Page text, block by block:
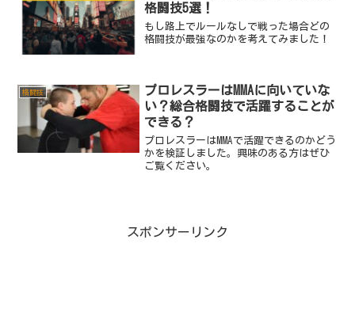
格闘技5選！
もし路上でルールなしで戦った場合どの
格闘技が最強なのかを考えてみました！
格闘技
プロレスラーはMMAに向いていな
い？総合格闘技で活躍することが
できる？
プロレスラーはMMAで活躍できるのかどう
かを検証しました。興味のある方はぜひ
ご覧ください。
スポンサーリンク